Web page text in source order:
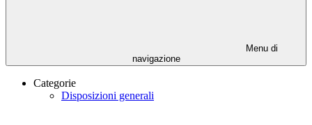
Menu di
navigazione
Categorie
Disposizioni generali